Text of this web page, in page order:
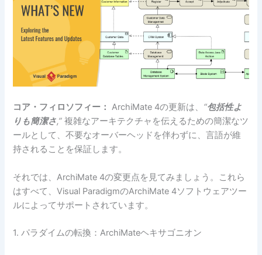
コア・フィロソフィー： ArchiMate 4の更新は、 “包括性よ
りも簡潔さ,” 複雑なアーキテクチャを伝えるための簡潔なツ
ールとして、不要なオーバーヘッドを伴わずに、言語が維
持されることを保証します。
それでは、ArchiMate 4の変更点を見てみましょう。これら
はすべて、Visual ParadigmのArchiMate 4ソフトウェアツー
ルによってサポートされています。
1. パラダイムの転換：ArchiMateヘキサゴニオン